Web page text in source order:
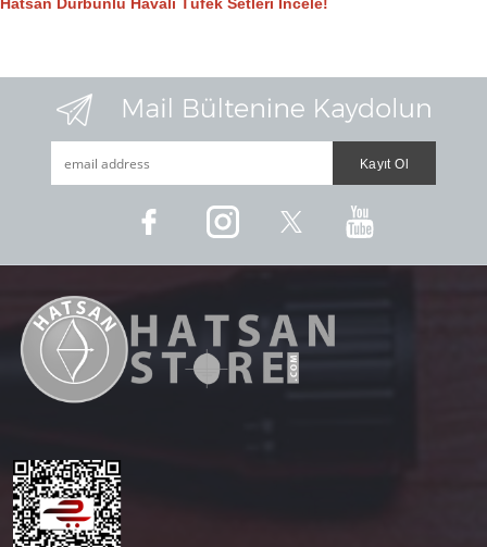
Hatsan Dürbünlü Havalı Tüfek Setleri İncele!